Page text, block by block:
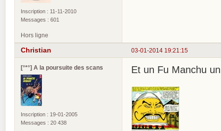
Inscription : 11-11-2010
Messages : 601
Hors ligne
03-01-2014 19:21:15
Christian
[°*°] A la poursuite des scans
Inscription : 19-01-2005
Messages : 20 438
Et un Fu Manchu